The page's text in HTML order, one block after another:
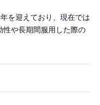
を迎えており、現在では
性や長期間服用した際の